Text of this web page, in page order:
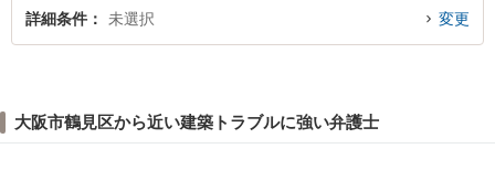
詳細条件 未選択 変更
大阪市鶴見区から近い建築トラブルに強い弁護士